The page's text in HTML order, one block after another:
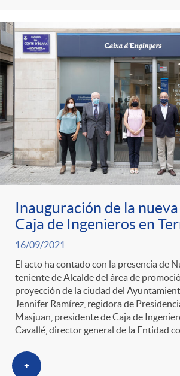
a
d
e
p
r
e
n
s
a
a
t
e
g
o
r
í
a
s
A
n
c
l
a
F
i
l
t
o
r
d
e
c
o
n
t
e
n
Inauguración de la
Caja de Ingenieros en
16/09/2021
El acto ha contado con la presencia de
teniente de Alcalde del área de
proyección de la ciudad del
Jennifer Ramírez, regidora de
Masjuan, presidente de Caja de
Cavallé, director general de la Entidad
+